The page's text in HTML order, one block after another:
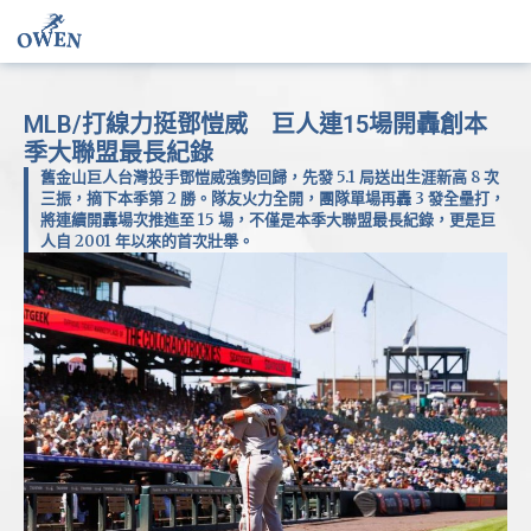
MLB/打線力挺鄧愷威 巨人連15場開轟創本
季大聯盟最長紀錄
舊金山巨人台灣投手鄧愷威強勢回歸，先發 5.1 局送出生涯新高 8 次
三振，摘下本季第 2 勝。隊友火力全開，團隊單場再轟 3 發全壘打，
將連續開轟場次推進至 15 場，不僅是本季大聯盟最長紀錄，更是巨
人自 2001 年以來的首次壯舉。